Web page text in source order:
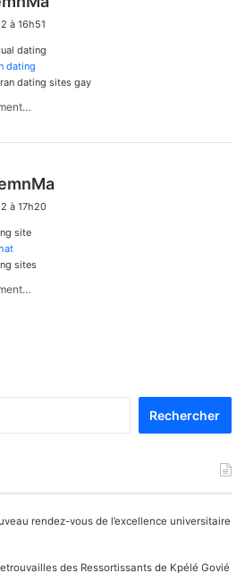
à 16h51
dating
dating
dating sites gay
à 17h20
site
sites
rendez-vous de l’excellence universitaire
des Ressortissants de Kpélé Govié